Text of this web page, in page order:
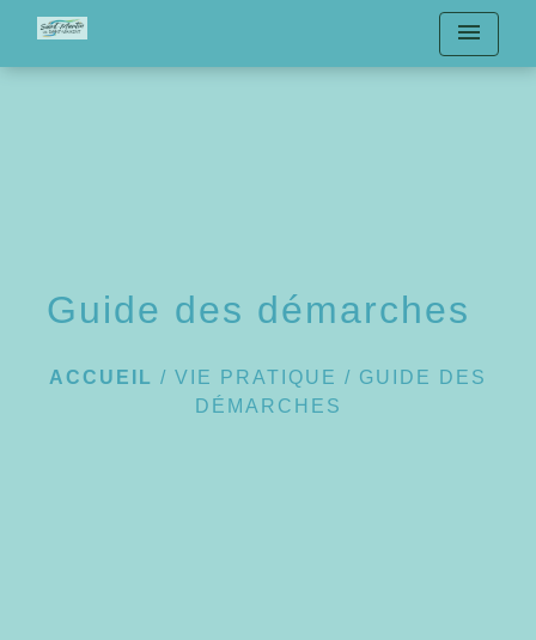
menu
Guide des démarches
ACCUEIL / VIE PRATIQUE / GUIDE DES
DÉMARCHES